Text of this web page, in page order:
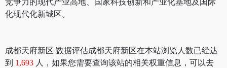
化现代化新城区。
成都天府新区 数据评估成都天府新区在本站浏览人数已经达
到 1,693 人，如果您需要查询该站的相关权重信息，可以去